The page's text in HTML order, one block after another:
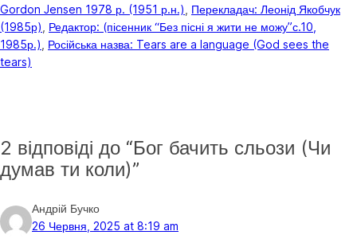
Gordon Jensen 1978 р. (1951 р.н.)
Перекладач: Леонід Якобчук
(1985р)
Редактор: (пісенник “Без пісні я жити не можу”с.10,
1985р.)
Російська назва: Tears are a language (God sees the
tears)
2 відповіді до “Бог бачить сльози (Чи
думав ти коли)”
Андрій Бучко
26 Червня, 2025 at 8:19 am